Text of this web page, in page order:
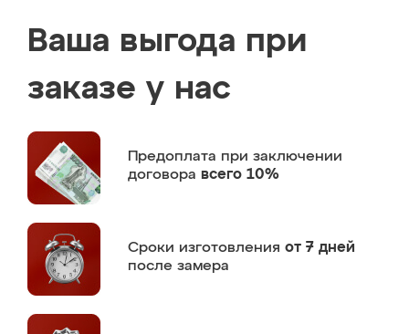
Ваша выгода при
заказе у нас
Предоплата при заключении
договора всего 10%
Сроки изготовления от 7 дней
после замера